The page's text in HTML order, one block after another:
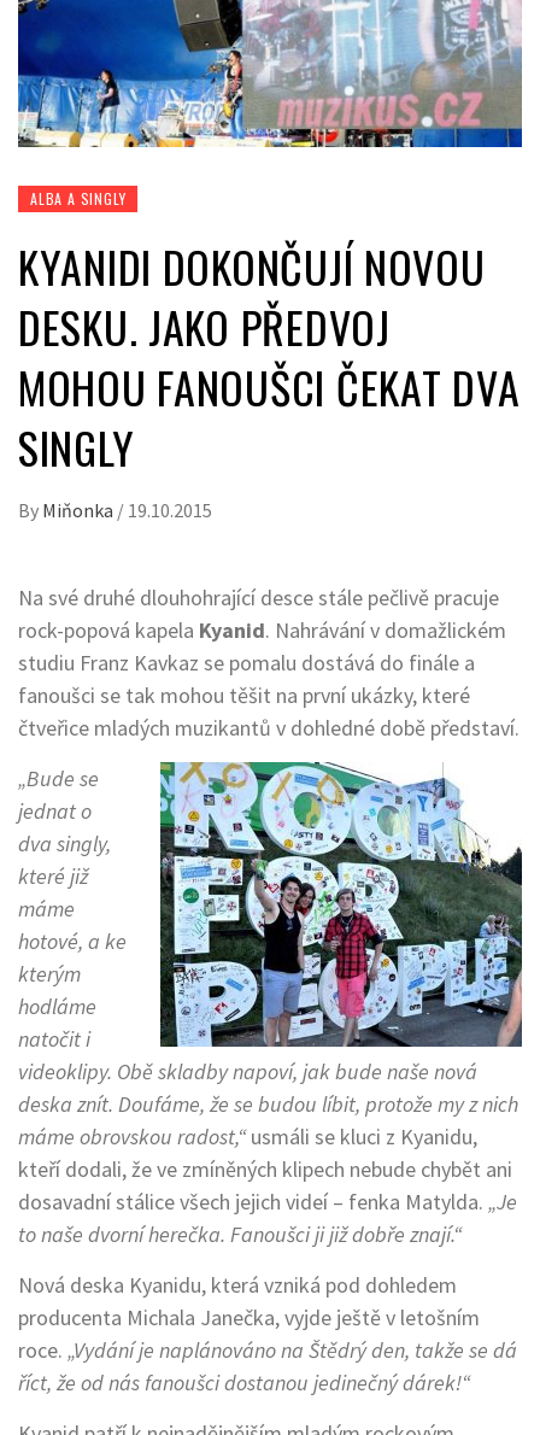
ALBA A SINGLY
KYANIDI DOKONČUJÍ NOVOU
DESKU. JAKO PŘEDVOJ
MOHOU FANOUŠCI ČEKAT DVA
SINGLY
By Miňonka / 19.10.2015
Na své druhé dlouhohrající desce stále pečlivě pracuje
rock-popová kapela Kyanid. Nahrávání v domažlickém
studiu Franz Kavkaz se pomalu dostává do finále a
fanoušci se tak mohou těšit na první ukázky, které
čtveřice mladých muzikantů v dohledné době představí.
„Bude se
jednat o
dva singly,
které již
máme
hotové, a ke
kterým
hodláme
natočit i
videoklipy. Obě skladby napoví, jak bude naše nová
deska znít. Doufáme, že se budou líbit, protože my z nich
máme obrovskou radost,“usmáli se kluci z Kyanidu,
kteří dodali, že ve zmíněných klipech nebude chybět ani
dosavadní stálice všech jejich videí – fenka Matylda. „Je
to naše dvorní herečka. Fanoušci ji již dobře znají.“
Nová deska Kyanidu, která vzniká pod dohledem
producenta Michala Janečka, vyjde ještě v letošním
roce. „Vydání je naplánováno na Štědrý den, takže se dá
říct, že od nás fanoušci dostanou jedinečný dárek!“